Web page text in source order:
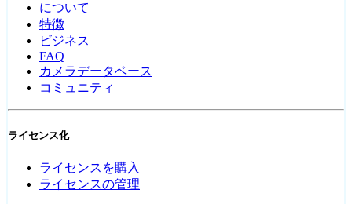
について
特徴
ビジネス
FAQ
カメラデータベース
コミュニティ
ライセンス化
ライセンスを購入
ライセンスの管理